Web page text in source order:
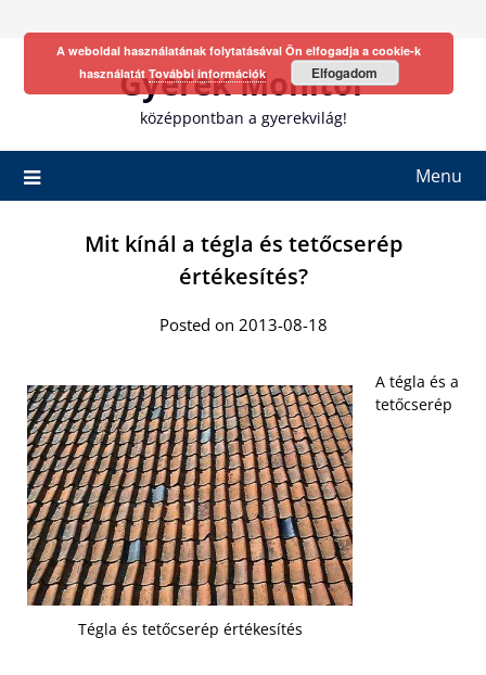
Gyerek Monitor
középpontban a gyerekvilág!
Menu
Mit kínál a tégla és tetőcserép
értékesítés?
Posted on 2013-08-18
Tégla és tetőcserép értékesítés
A tégla és a
tetőcserép
A weboldal használatának folytatásával Ön elfogadja a cookie-k
használatát További információk Elfogadom